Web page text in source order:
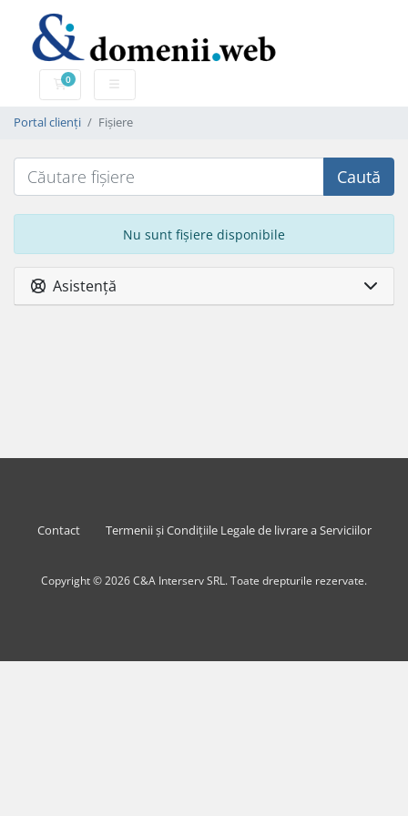
0
Coș de cumpărături
Portal clienți Fișiere
Caută
Nu sunt fișiere disponibile
Asistență
Contact Termenii și Condițiile Legale de livrare a Serviciilor
Copyright © 2026 C&A Interserv SRL. Toate drepturile rezervate.